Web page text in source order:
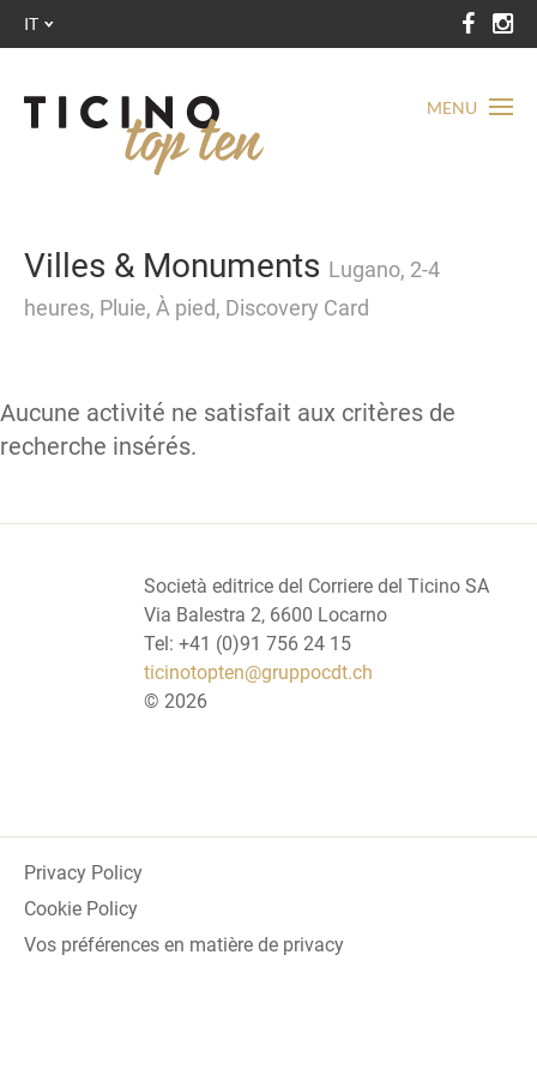
MENU
IT
Villes & Monuments Lugano, 2-4
heures, Pluie, À pied, Discovery Card
Aucune activité ne satisfait aux critères de
recherche insérés.
Società editrice del Corriere del Ticino SA
Via Balestra 2, 6600 Locarno
Tel: +41 (0)91 756 24 15
ticinotopten@gruppocdt.ch
© 2026
Privacy Policy
Cookie Policy
Vos préférences en matière de privacy